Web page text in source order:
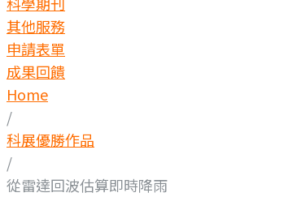
其他服務
申請表單
成果回饋
Home
/
科展優勝作品
/
從雷達回波估算即時降雨